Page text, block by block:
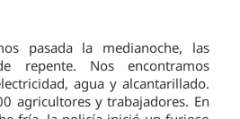
pasada la medianoche, las
repente. Nos encontramos
agua y alcantarillado.
agricultores y trabajadores. En